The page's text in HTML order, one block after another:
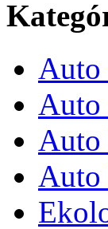
Auto
Auto
Auto